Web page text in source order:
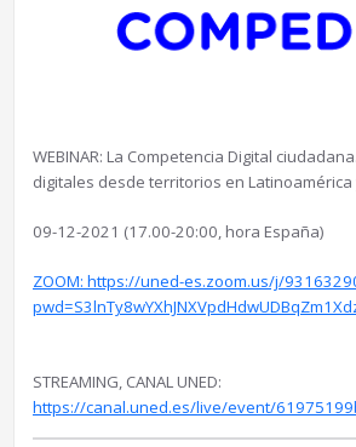
WEBINAR: La Competencia Digital
digitales desde territorios en Latinoamérica
09-12-2021 (17.00-20:00, hora España)
ZOOM: https://uned-es.zoom.us/j/
STREAMING, CANAL UNED:
https://canal.uned.es/live/event/